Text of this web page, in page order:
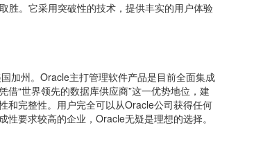
胜。它采用突破性的技术，提供丰实的用户体验
加州。Oracle主打管理软件产品是目前全面集成
“世界领先的数据库供应商”这一优势地位，建
和完整性。用户完全可以从Oracle公司获得任何
要求较高的企业，Oracle无疑是理想的选择。